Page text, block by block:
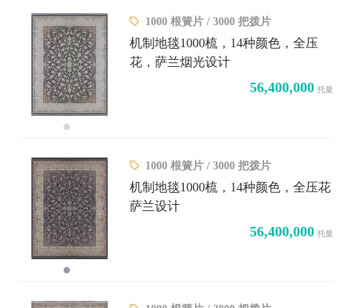
1000 根簧片 / 3000 把拨片
机制地毯1000梳，14种颜色，全压
花，萨兰烟光设计
56,400,000 托曼
1000 根簧片 / 3000 把拨片
机制地毯1000梳，14种颜色，全压花
萨兰设计
56,400,000 托曼